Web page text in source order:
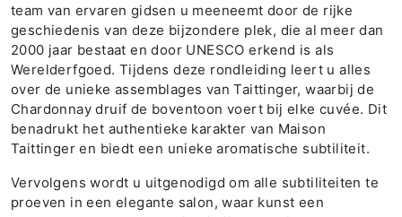
team van ervaren gidsen u meeneemt door de rijke
geschiedenis van deze bijzondere plek, die al meer dan
2000 jaar bestaat en door UNESCO erkend is als
Werelderfgoed. Tijdens deze rondleiding leert u alles
over de unieke assemblages van Taittinger, waarbij de
Chardonnay druif de boventoon voert bij elke cuvée. Dit
benadrukt het authentieke karakter van Maison
Taittinger en biedt een unieke aromatische subtiliteit.
Vervolgens wordt u uitgenodigd om alle subtiliteiten te
proeven in een elegante salon, waar kunst een